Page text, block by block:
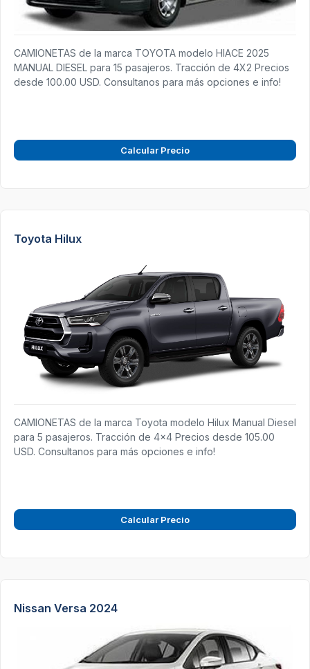
CAMIONETAS de la marca TOYOTA modelo HIACE 2025
MANUAL DIESEL para 15 pasajeros. Tracción de 4X2 Precios
desde 100.00 USD. Consultanos para más opciones e info!
Calcular Precio
Toyota Hilux
CAMIONETAS de la marca Toyota modelo Hilux Manual Diesel
para 5 pasajeros. Tracción de 4x4 Precios desde 105.00
USD. Consultanos para más opciones e info!
Calcular Precio
Nissan Versa 2024